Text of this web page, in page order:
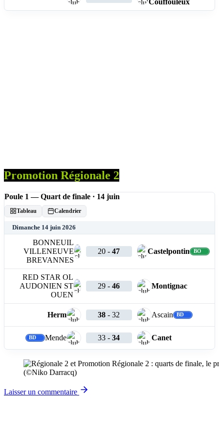
Couffouleux
Promotion Régionale 2
Poule 1 — Quart de finale · 14 juin
Tableau Calendrier
Dimanche 14 juin 2026
BONNEUIL
VILLENEUVE
BREVANNES
20 -47 Castelpontin
RED STAR OL
AUDONIEN ST
OUEN
29 -46 Montignac
Herm 38 -32 Ascain
Mende 33 -34 Canet
(©Niko Darracq)
Laisser un commentaire